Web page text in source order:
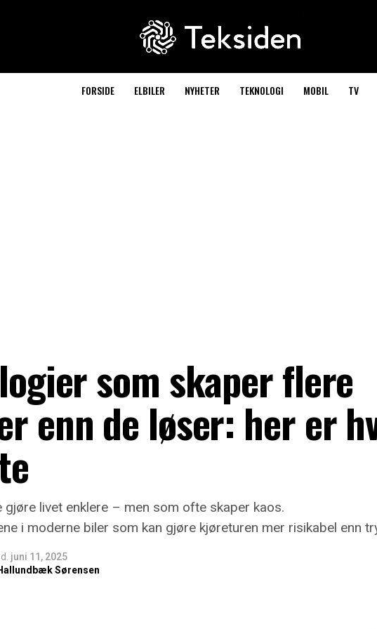
FORSIDE ELBILER NYHETER TEKNOLOGI MOBIL TV
som skaper flere
enn de løser: her er
gjøre livet enklere – men som ofte skaper kaos.
i moderne biler som kan gjøre kjøreturen mer risikabel enn
d. juni 11, 2025
Sørensen